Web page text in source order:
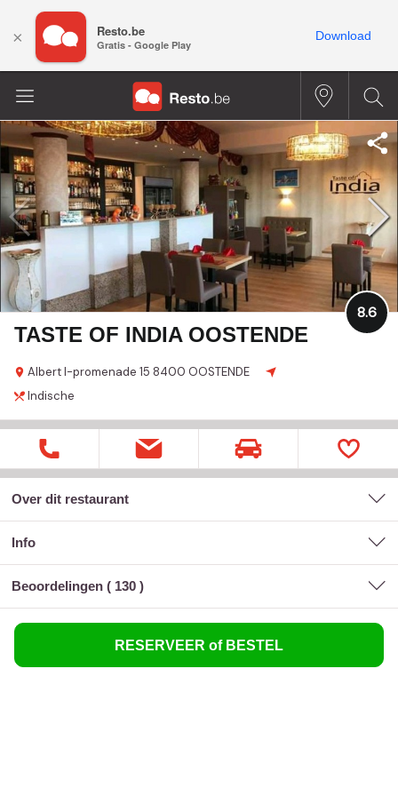
TASTE OF INDIA OOSTENDE
Albert I-promenade 15 8400 OOSTENDE
8.6
Indische
Over dit restaurant
Info
Beoordelingen ( 130 )
RESERVEER of BESTEL
× Resto.be
Gratis - Google Play
Download